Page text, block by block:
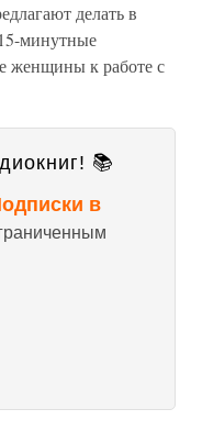
делать в
минутные
женщины к работе с
📚
в